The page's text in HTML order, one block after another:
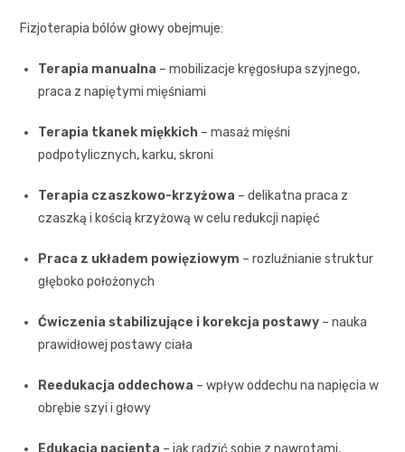
Fizjoterapia bólów głowy obejmuje:
Terapia manualna – mobilizacje kręgosłupa szyjnego,
praca z napiętymi mięśniami
Terapia tkanek miękkich – masaż mięśni
podpotylicznych, karku, skroni
Terapia czaszkowo-krzyżowa – delikatna praca z
czaszką i kością krzyżową w celu redukcji napięć
Praca z układem powięziowym – rozluźnianie struktur
głęboko położonych
Ćwiczenia stabilizujące i korekcja postawy – nauka
prawidłowej postawy ciała
Reedukacja oddechowa – wpływ oddechu na napięcia w
obrębie szyi i głowy